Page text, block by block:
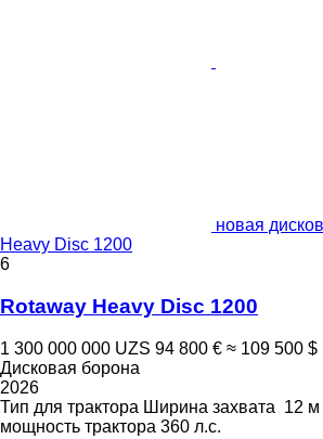
новая
Heavy Disc 1200
6
Rotaway Heavy Disc 1200
1 300 000 000 UZS 94 800 € ≈ 109 500 $
Дисковая борона
2026
Тип для трактора Ширина захвата 12 м
мощность трактора 360 л.с.